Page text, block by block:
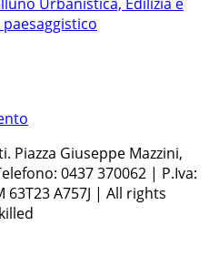
Piazza Giuseppe Mazzini,
0437 370062 | P.Iva:
63T23 A757J | All rights